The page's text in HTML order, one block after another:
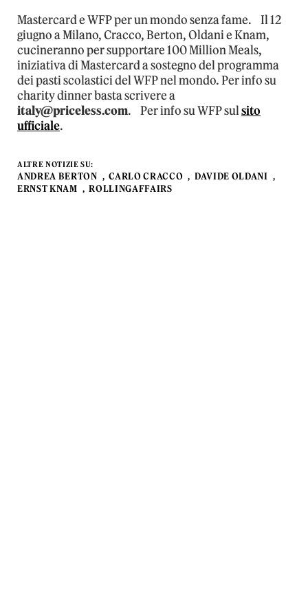
Mastercard e WFP per un mondo senza fame. Il 12
giugno a Milano, Cracco, Berton, Oldani e Knam,
cucineranno per supportare 100 Million Meals,
iniziativa di Mastercard a sostegno del programma
dei pasti scolastici del WFP nel mondo. Per info su
charity dinner basta scrivere a
italy@priceless.com. Per info su WFP sulsito
ufficiale.
ALTRE NOTIZIE SU:
ANDREA BERTON CARLO CRACCO
DAVIDE OLDANI
ERNST KNAM
ROLLINGAFFAIRS